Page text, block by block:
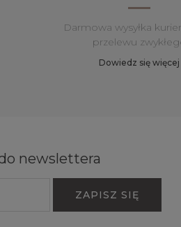
Darmowa wysyłka
przelewu
Dowiedz się więcej
newslettera